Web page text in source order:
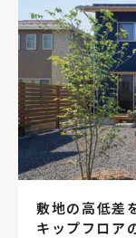
敷地の高低差
キップフロア